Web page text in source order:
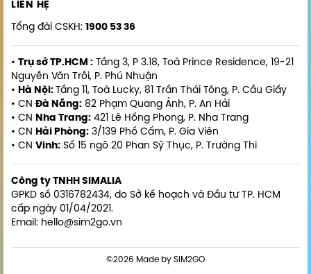
LIÊN HỆ
Tổng đài CSKH: 1900 53 36
• Trụ sở TP.HCM : Tầng 3, P 3.18, Toà Prince Residence, 19-21
Nguyễn Văn Trỗi, P. Phú Nhuận
• Hà Nội:
Tầng 11, Toà Lucky, 81 Trần Thái Tông, P. Cầu Giấy
• CN Đà Nẵng: 82 Phạm Quang Ảnh, P. An Hải
• CN Nha Trang: 421 Lê Hồng Phong, P. Nha Trang
• CN Hải Phòng: 3/139 Phố Cấm, P. Gia Viên
• CN Vinh: Số 15 ngõ 20 Phan Sỹ Thục, P. Trường Thi
Công ty TNHH SIMALIA
GPKD số 0316782434, do Sở kế hoạch và Đầu tư TP. HCM
cấp ngày 01/04/2021.
Email: hello@sim2go.vn
©2026 Made by SIM2GO